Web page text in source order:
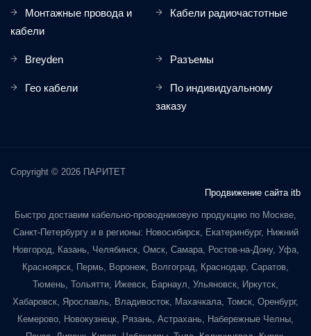
Монтажные провода и
кабели
Кабели радиочастотные
Breyden Разъемы
Гео кабели
По индивидуальному
заказу
Copyright © 2026 ПАРИТЕТ
Продвижение сайта itb
Быстро доставим кабельно-проводниковую продукцию по Москве,
Санкт-Петербургу и в регионы: Новосибирск, Екатеринбург, Нижний
Новгород, Казань, Челябинск, Омск, Самара, Ростов-на-Дону, Уфа,
Красноярск, Пермь, Воронеж, Волгоград, Краснодар, Саратов,
Тюмень, Тольятти, Ижевск, Барнаул, Ульяновск, Иркутск,
Хабаровск, Ярославль, Владивосток, Махачкала, Томск, Оренбург,
Кемерово, Новокузнецк, Рязань, Астрахань, Набережные Челны,